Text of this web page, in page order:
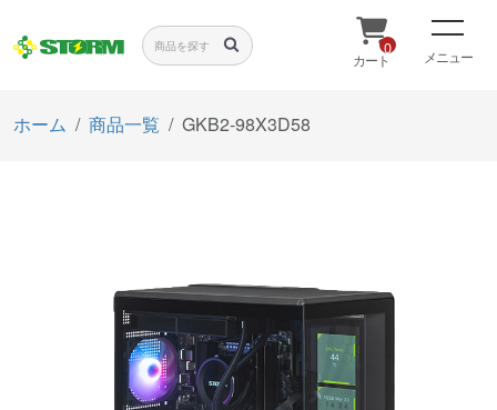
0
カート メニュー
ホーム 商品一覧 GKB2-98X3D58